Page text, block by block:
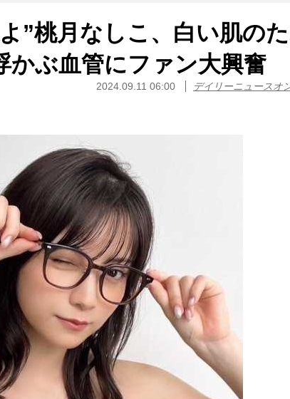
”桃月なしこ、白い肌の
かぶ血管にファン大興奮
2024.09.11 06:00 デイリーニュースオ